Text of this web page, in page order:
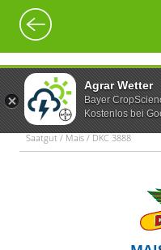
Agrar Wetter
Bayer
Kostenlos bei
Saatgut / Mais / DKC 3888